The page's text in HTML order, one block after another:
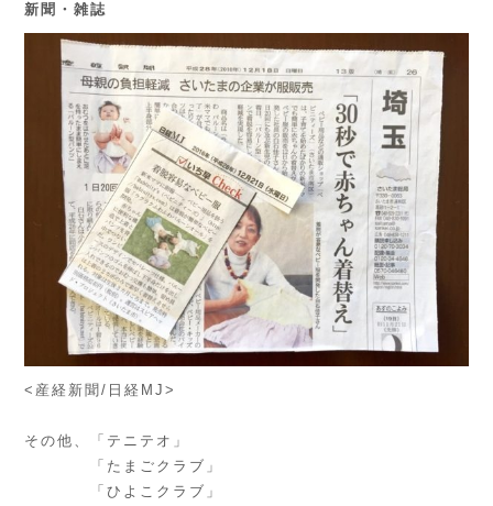
新聞・雑誌
<産経新聞/日経MJ>
その他、「テニテオ」
「たまごクラブ」
「ひよこクラブ」